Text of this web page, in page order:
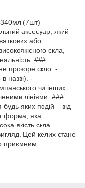
340мл (7шт)
аксесуар, який
або
скла,
###
прозоре скло. -
назві). -
чи інших
лініями. ###
яких подій – від
форма, яка
якість скла
Цей келих стане
приємним